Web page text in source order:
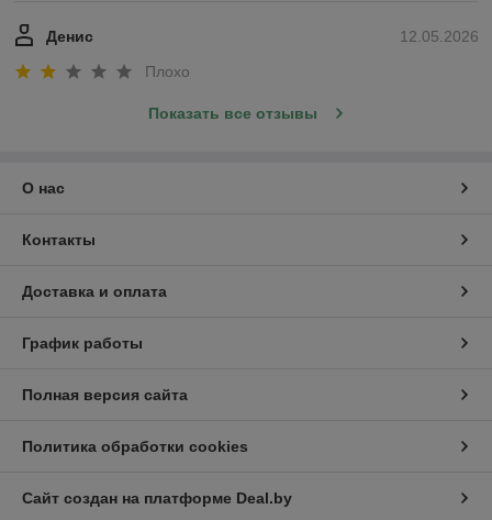
12.05.2026
Денис
Плохо
Показать все отзывы
О нас
Контакты
Доставка и оплата
График работы
Полная версия сайта
Политика обработки cookies
Сайт создан на платформе Deal.by